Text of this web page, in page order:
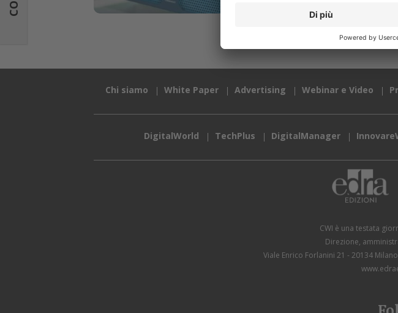
Chi siamo White Paper Advertising Webinar e Video
DigitalWorld TechPlus DigitalManager
CWI è una testata
Direzione,
Viale Enrico Forlanini 21 - 20134 Milano